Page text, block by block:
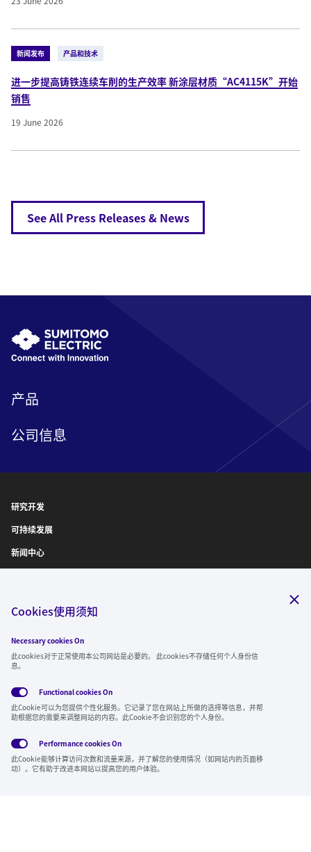
新闻发布 产品和技术
进一步提高铸铁连续车削的生产效率 新涂层材质“AC4115K”开始
销售
19 June 2026
See All Press Releases & News
产品
公司信息
研究开发
可持续发展
新闻中心
关注我们
全球隐私政
策
使用条
款
社交媒体方
针
Region & Language:
© 2026 Sumitomo Electric Industries, Ltd.
Cookies使用须知
Necessary cookies On
此cookies对于正常使用本公司网站是必要的。 此cookies不存储任何个人身份信
息。
Functional cookiesOn
此Cookie可以为您提供个性化服务。它记录了您在网站上所做的选择等信息，并帮
助根据您的需要来调整网站的内容。此Cookie不会识别您的个人身份。
Performance cookiesOn
此Cookie能够计算访问次数和流量来源，并了解您的使用情况（如网站内的页面移
动）。它有助于改进本网站以提高您的用户体验。